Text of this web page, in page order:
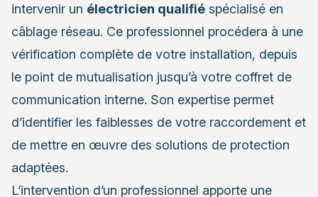
intervenir un électricien qualifié spécialisé en
câblage réseau. Ce professionnel procédera à une
vérification complète de votre installation, depuis
le point de mutualisation jusqu’à votre coffret de
communication interne. Son expertise permet
d’identifier les faiblesses de votre raccordement et
de mettre en œuvre des solutions de protection
adaptées.
L’intervention d’un professionnel apporte une